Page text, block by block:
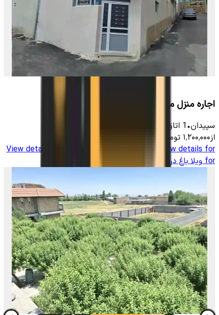
اجاره منزل مبله در اردکان سپیدان
سپیدان•
1 اتاق
از۱٬۲۰۰٬۰۰۰ تومان
View details for
View details
for ویلا باغ در روستای برشنه سپیدان